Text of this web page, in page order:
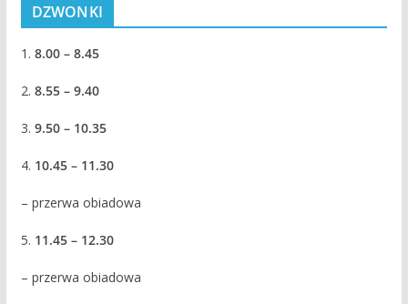
DZWONKI
1. 8.00 – 8.45
2. 8.55 – 9.40
3. 9.50 – 10.35
4. 10.45 – 11.30
– przerwa obiadowa
5. 11.45 – 12.30
– przerwa obiadowa